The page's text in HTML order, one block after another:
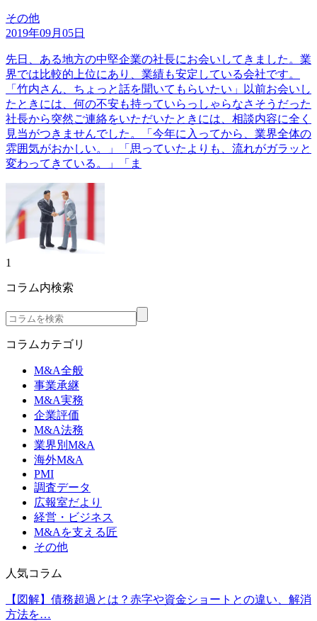
その他
2019年09月05日
先日、ある地方の中堅企業の社長にお会いしてきました。業
界では比較的上位にあり、業績も安定している会社です。
「竹内さん、ちょっと話を聞いてもらいたい」以前お会いし
たときには、何の不安も持っていらっしゃらなさそうだった
社長から突然ご連絡をいただいたときには、相談内容に全く
見当がつきませんでした。「今年に入ってから、業界全体の
雰囲気がおかしい。」「思っていたよりも、流れがガラッと
変わってきている。」「ま
1
コラム内検索
コラムカテゴリ
M&A全般
事業承継
M&A実務
企業評価
M&A法務
業界別M&A
海外M&A
PMI
調査データ
広報室だより
経営・ビジネス
M&Aを支える匠
その他
人気コラム
【図解】債務超過とは？赤字や資金ショートとの違い、解消
方法を…